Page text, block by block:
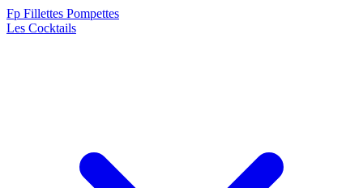
Fp Fillettes Pompettes
Les Cocktails